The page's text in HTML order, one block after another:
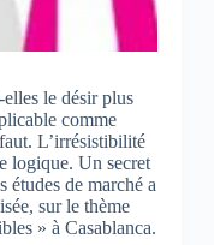
le désir plus
comme
L’irrésistibilité
logique. Un secret
de marché a
sur le thème
» à Casablanca.